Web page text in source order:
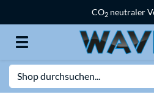
CO2 neutraler